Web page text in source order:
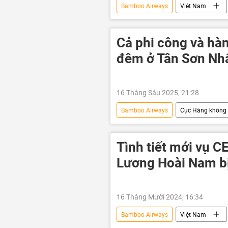
Bamboo Airways Việt Nam
doanh nghiệp
chim
Tân Sơn Nhất
Nội Bài
Cả phi công và
đêm ở Tân Sơn
16 Tháng Sáu 2025, 21:28
Bamboo Airways Cục Hàng
Việt Nam
hành khách
Tình tiết mới vụ
Lương Hoài Nam
16 Tháng Mười 2024, 16:34
Bamboo Airways Việt Nam